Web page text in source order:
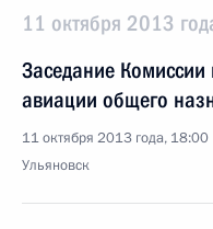
11 октября 2013
Заседание Комиссии
авиации общего
11 октября 2013 года, 18:00
Ульяновск